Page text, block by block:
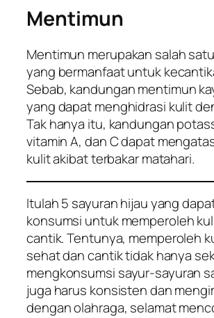
Mentimun
Mentimun merupakan salah
yang bermanfaat untuk
Sebab, kandungan mentimun
yang dapat menghidrasi kulit
Tak hanya itu, kandungan
vitamin A, dan C dapat
kulit akibat terbakar matahari.
Itulah 5 sayuran hijau yang
konsumsi untuk memperoleh
cantik. Tentunya, memperoleh
sehat dan cantik tidak hanya
mengkonsumsi sayur-sayuran
juga harus konsisten dan
dengan olahraga, selamat